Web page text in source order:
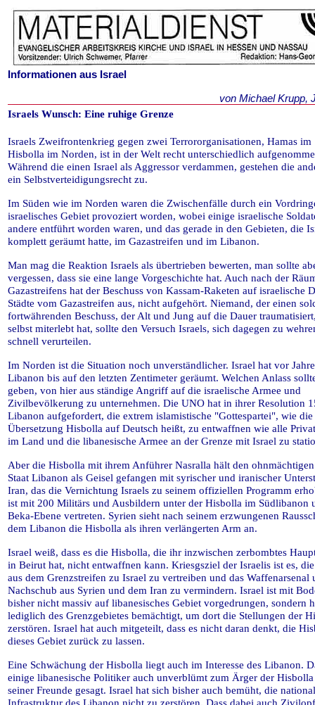
Informationen aus Israel
von Michael Krupp,
Israels Wunsch: Eine ruhige Grenze
Israels Zweifrontenkrieg gegen zwei Terrororganisationen, Hamas im
Hisbolla im Norden, ist in der Welt recht unterschiedlich
Während die einen Israel als Aggressor verdammen, gestehen die
ein Selbstverteidigungsrecht zu.
Im Süden wie im Norden waren die Zwischenfälle durch ein
israelisches Gebiet provoziert worden, wobei einige israelische
andere entführt worden waren, und das gerade in den Gebieten, die
komplett geräumt hatte, im Gazastreifen und im Libanon.
Man mag die Reaktion Israels als übertrieben bewerten, man sollte
vergessen, dass sie eine lange Vorgeschichte hat. Auch nach der
Gazastreifens hat der Beschuss von Kassam-Raketen auf israelische
Städte vom Gazastreifen aus, nicht aufgehört. Niemand, der einen
fortwährenden Beschuss, der Alt und Jung auf die Dauer
selbst miterlebt hat, sollte den Versuch Israels, sich dagegen zu
schnell verurteilen.
Im Norden ist die Situation noch unverständlicher. Israel hat vor
Libanon bis auf den letzten Zentimeter geräumt. Welchen Anlass
geben, von hier aus ständige Angriff auf die israelische Armee und
Zivilbevölkerung zu unternehmen. Die UNO hat in ihrer Resolution
Libanon aufgefordert, die extrem islamistische "Gottespartei", wie die
Übersetzung Hisbolla auf Deutsch heißt, zu entwaffnen wie alle
im Land und die libanesische Armee an der Grenze mit Israel zu
Aber die Hisbolla mit ihrem Anführer Nasralla hält den
Staat Libanon als Geisel gefangen mit syrischer und iranischer
Iran, das die Vernichtung Israels zu seinem offiziellen Programm
ist mit 200 Militärs und Ausbildern unter der Hisbolla im Südlibanon
Beka-Ebene vertreten. Syrien sieht nach seinem erzwungenen
dem Libanon die Hisbolla als ihren verlängerten Arm an.
Israel weiß, dass es die Hisbolla, die ihr inzwischen zerbombtes
in Beirut hat, nicht entwaffnen kann. Kriesgsziel der Israelis ist es,
aus dem Grenzstreifen zu Israel zu vertreiben und das Waffenarsenal
Nachschub aus Syrien und dem Iran zu vermindern. Israel ist mit
bisher nicht massiv auf libanesisches Gebiet vorgedrungen, sondern
lediglich des Grenzgebietes bemächtigt, um dort die Stellungen der
zerstören. Israel hat auch mitgeteilt, dass es nicht daran denkt, die
dieses Gebiet zurück zu lassen.
Eine Schwächung der Hisbolla liegt auch im Interesse des Libanon.
einige libanesische Politiker auch unverblümt zum Ärger der
seiner Freunde gesagt. Israel hat sich bisher auch bemüht, die